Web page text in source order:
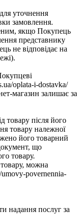
уточнення
замовлення.
якщо Покупець
представнику
не відповідає на
oplata-i-dostavka/
магазин залишає за
товару після його
товару належної
його товарний
що
товару.
можна
umovy-povernennia-
надання послуг за